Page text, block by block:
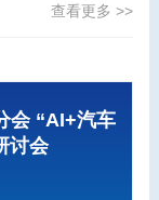
查看更多 >>
会 “AI+汽车
讨会